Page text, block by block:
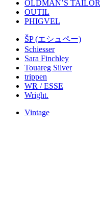
OLDMAN’S TAILOR
OUTIL
PHIGVEL
ŠP (エシュペー)
Schiesser
Sara Finchley
Touareg Silver
trippen
WR / ESSE
Wright.
Vintage